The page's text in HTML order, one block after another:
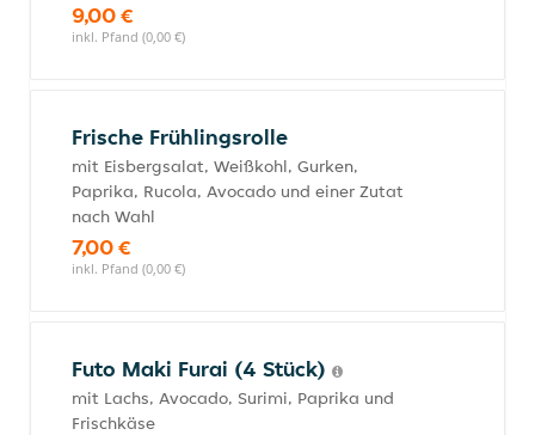
9,00 €
inkl. Pfand (0,00 €)
Frische Frühlingsrolle
mit Eisbergsalat, Weißkohl, Gurken,
Paprika, Rucola, Avocado und einer Zutat
nach Wahl
7,00 €
inkl. Pfand (0,00 €)
Futo Maki Furai (4 Stück)
mit Lachs, Avocado, Surimi, Paprika und
Frischkäse